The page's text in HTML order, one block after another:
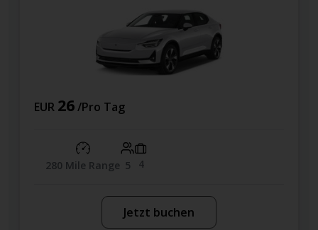
EUR 26/Pro Tag
280 Mile Range 5 4
Jetzt buchen